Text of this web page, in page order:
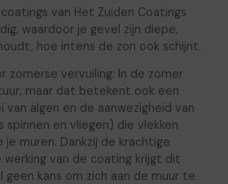
van Het Zuiden Coatings
waardoor je gevel zijn diepe,
hoe intens de zon ook schijnt.
zomerse vervuiling: In de zomer
maar dat betekent ook een
van algen en de aanwezigheid van
spinnen en vliegen) die vlekken
muren. Dankzij de krachtige
van de coating krijgt dit
geen kans om zich aan de muur te